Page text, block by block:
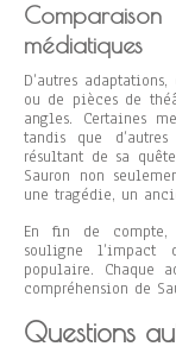
médiatiques
D’autres
ou de pièces de
angles. Certaines
tandis que
résultant de sa
Sauron non
une tragédie, un
En fin de compte,
souligne l’impact
populaire. Chaque
compréhension de
Questions